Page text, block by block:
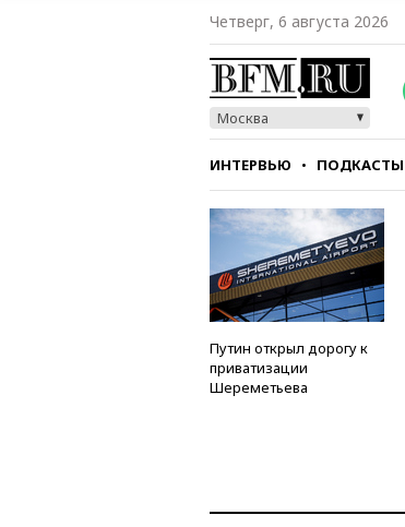
Четверг, 6 августа 2026
Москва
ИНТЕРВЬЮ ПОДКАСТЫ
СТИЛЬ ТЕСТЫ
Путин открыл дорогу к
приватизации
Шереметьева